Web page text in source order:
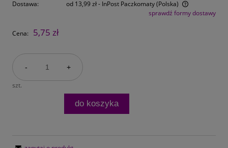
Dostawa:
od 13,99 zł- InPost Paczkomaty(Polska)
Cena nie zawiera ewentualnych kosztów płatnościsprawdź formy dostawy
Cena: 5,75 zł
- +
szt.
do koszyka